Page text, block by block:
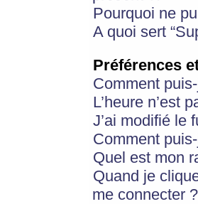
Pourquoi ne
A quoi sert
Préférences
Comment
L’heure n’est
J’ai modifié le
Comment
Quel est mon
Quand je
me connecter ?